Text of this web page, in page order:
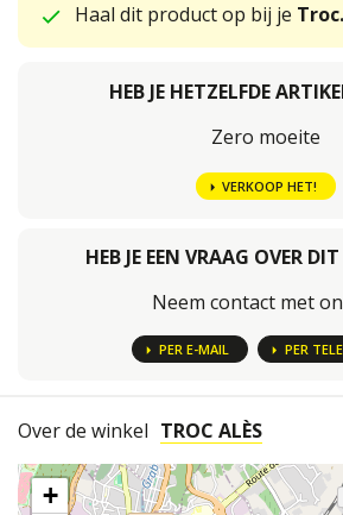
Haal dit product op bij je
HEB JE HETZELFDE
Zero moeite
VERKOOP HET!
HEB JE EEN VRAAG OVER
Neem contact met
PER E-MAIL PER
Over de winkel TROC ALÈS
+